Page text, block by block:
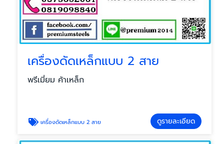
เครื่องดัดเหล็กแบบ 2 สาย
พรีเมี่ยม ค้าเหล็ก
เครื่องดัดเหล็กแบบ 2 สาย ดูรายละเอียด